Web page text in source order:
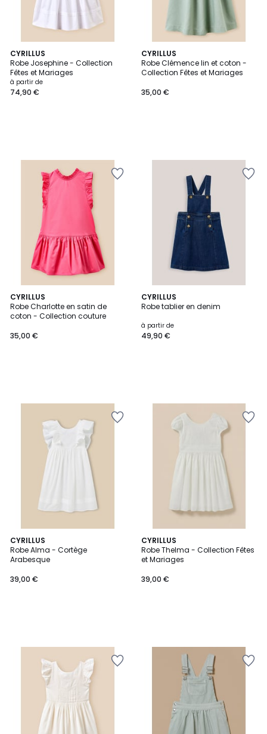
CYRILLUS
Robe Josephine - Collection
Fêtes et Mariages
à partir de
74,90 €
CYRILLUS
Robe Clémence lin et coton -
Collection Fêtes et Mariages
35,00 €
CYRILLUS
Robe Charlotte en satin de
coton - Collection couture
35,00 €
CYRILLUS
Robe tablier en denim
à partir de
49,90 €
CYRILLUS
Robe Alma - Cortège
Arabesque
39,00 €
CYRILLUS
Robe Thelma - Collection Fêtes
et Mariages
39,00 €